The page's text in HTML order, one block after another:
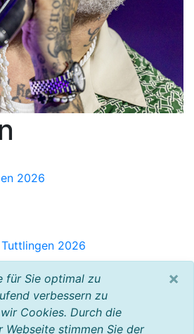
2026
2026
Radolfzell 2025
für Sie optimal zu
verbessern zu
Cookies. Durch die
stimmen Sie der
×